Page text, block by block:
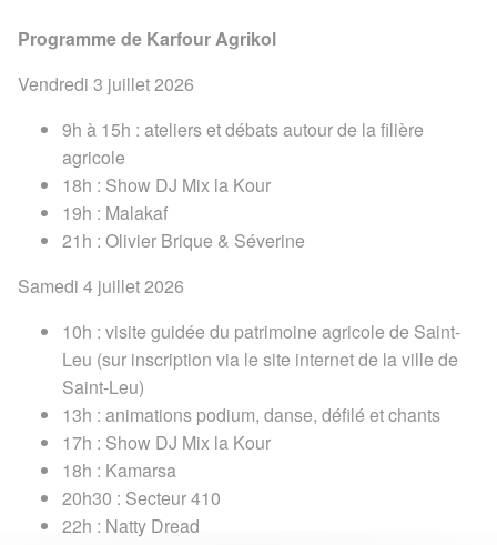
Programme de Karfour Agrikol
Vendredi 3 juillet 2026
9h à 15h : ateliers et débats autour de la filière
agricole
18h : Show DJ Mix la Kour
19h : Malakaf
21h : Olivier Brique & Séverine
Samedi 4 juillet 2026
10h : visite guidée du patrimoine agricole de Saint-
Leu (sur inscription via le site internet de la ville de
Saint-Leu)
13h : animations podium, danse, défilé et chants
17h : Show DJ Mix la Kour
18h : Kamarsa
20h30 : Secteur 410
22h : Natty Dread